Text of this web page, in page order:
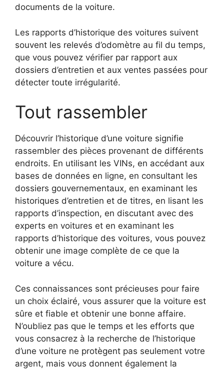
documents de la voiture.
Les rapports d’historique des voitures suivent
souvent les relevés d’odomètre au fil du temps,
que vous pouvez vérifier par rapport aux
dossiers d’entretien et aux ventes passées pour
détecter toute irrégularité.
Tout rassembler
Découvrir l’historique d’une voiture signifie
rassembler des pièces provenant de différents
endroits. En utilisant les VINs, en accédant aux
bases de données en ligne, en consultant les
dossiers gouvernementaux, en examinant les
historiques d’entretien et de titres, en lisant les
rapports d’inspection, en discutant avec des
experts en voitures et en examinant les
rapports d’historique des voitures, vous pouvez
obtenir une image complète de ce que la
voiture a vécu.
Ces connaissances sont précieuses pour faire
un choix éclairé, vous assurer que la voiture est
sûre et fiable et obtenir une bonne affaire.
N’oubliez pas que le temps et les efforts que
vous consacrez à la recherche de l’historique
d’une voiture ne protègent pas seulement votre
argent, mais vous donnent également la